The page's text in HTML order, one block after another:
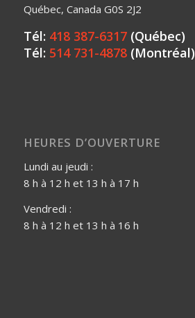
Québec, Canada G0S 2J2
Tél: 418 387-6317(Québec)
Tél: 514 731-4878(Montréal)
HEURES D’OUVERTURE
Lundi au jeudi :
8 h à 12 h et 13 h à 17 h
Vendredi :
8 h à 12 h et 13 h à 16 h